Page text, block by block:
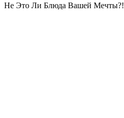
Не Это Ли Блюда Вашей Мечты?!